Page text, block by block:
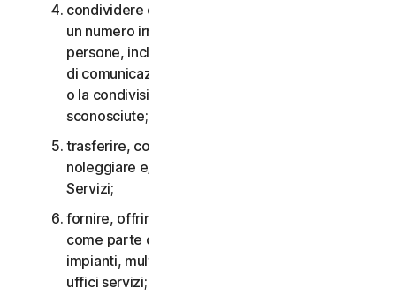
condividere qualsiasi dato o altro contenuto con
un numero irragionevolmente elevato di
persone, incluso, a titolo esemplificativo, l’invio
di comunicazioni a un gran numero di destinatari
o la condivisione di contenuti con persone
sconosciute;
trasferire, concedere in licenza, affittare,
noleggiare e/o prestare il diritto di utilizzare i
Servizi;
fornire, offrire o rendere disponibili i Servizi
come parte di un accordo per la gestione di
impianti, multiproprietà, provider di servizi o
uffici servizi;